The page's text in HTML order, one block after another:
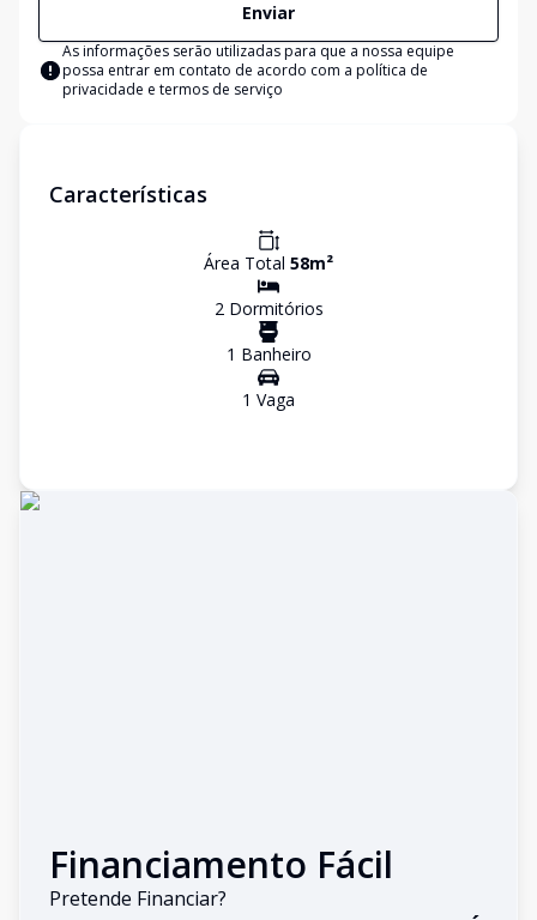
Enviar
As informações serão utilizadas para que a nossa equipe
possa entrar em contato de acordo com a política de
privacidade e termos de serviço
Características
Área Total 58m²
2Dormitórios
1 Banheiro
1 Vaga
Financiamento Fácil
Pretende Financiar?